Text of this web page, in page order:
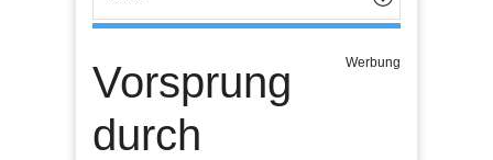
Vorsprung
durch
Werbung